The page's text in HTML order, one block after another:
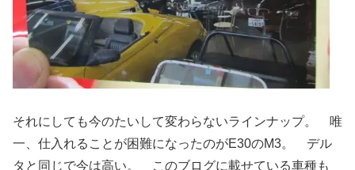
それにしても今のたいして変わらないラインナップ。 唯
一、仕入れることが困難になったのがE30のM3。 デル
タと同じで今は高い。 このブログに載せている車種も